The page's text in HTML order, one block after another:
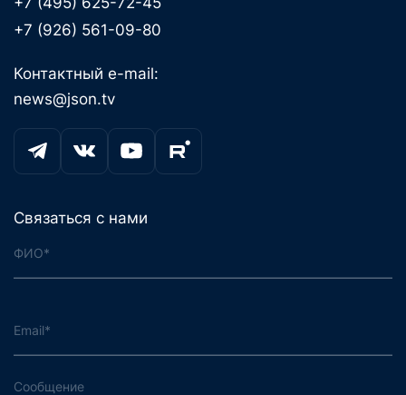
+7 (926) 561-09-80
Контактный e-mail:
news@json.tv
Связаться с нами